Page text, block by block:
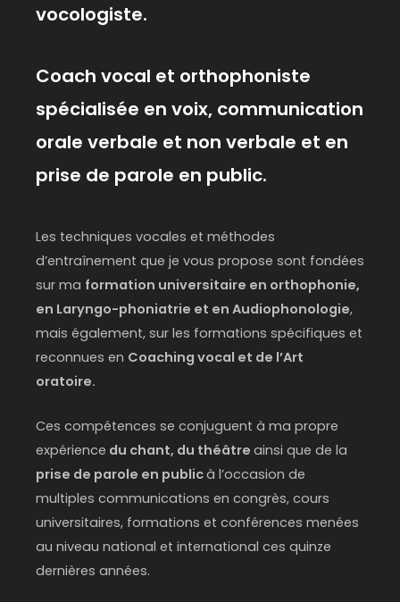
vocologiste.
Coach vocal et orthophoniste
spécialisée en voix, communication
orale verbale et non verbale et en
prise de parole en public.
Les techniques vocales et méthodes
d’entraînement que je vous propose sont fondées
sur ma formation universitaire en orthophonie,
en Laryngo-phoniatrie et en Audiophonologie,
mais également, sur les formations spécifiques et
reconnues en Coaching vocal et de l’Art
oratoire.
Ces compétences se conjuguent à ma propre
expérience du chant, du théâtre ainsi que de la
prise de parole en publicà l’occasion de
multiples communications en congrès, cours
universitaires, formations et conférences menées
au niveau national et international ces quinze
dernières années.